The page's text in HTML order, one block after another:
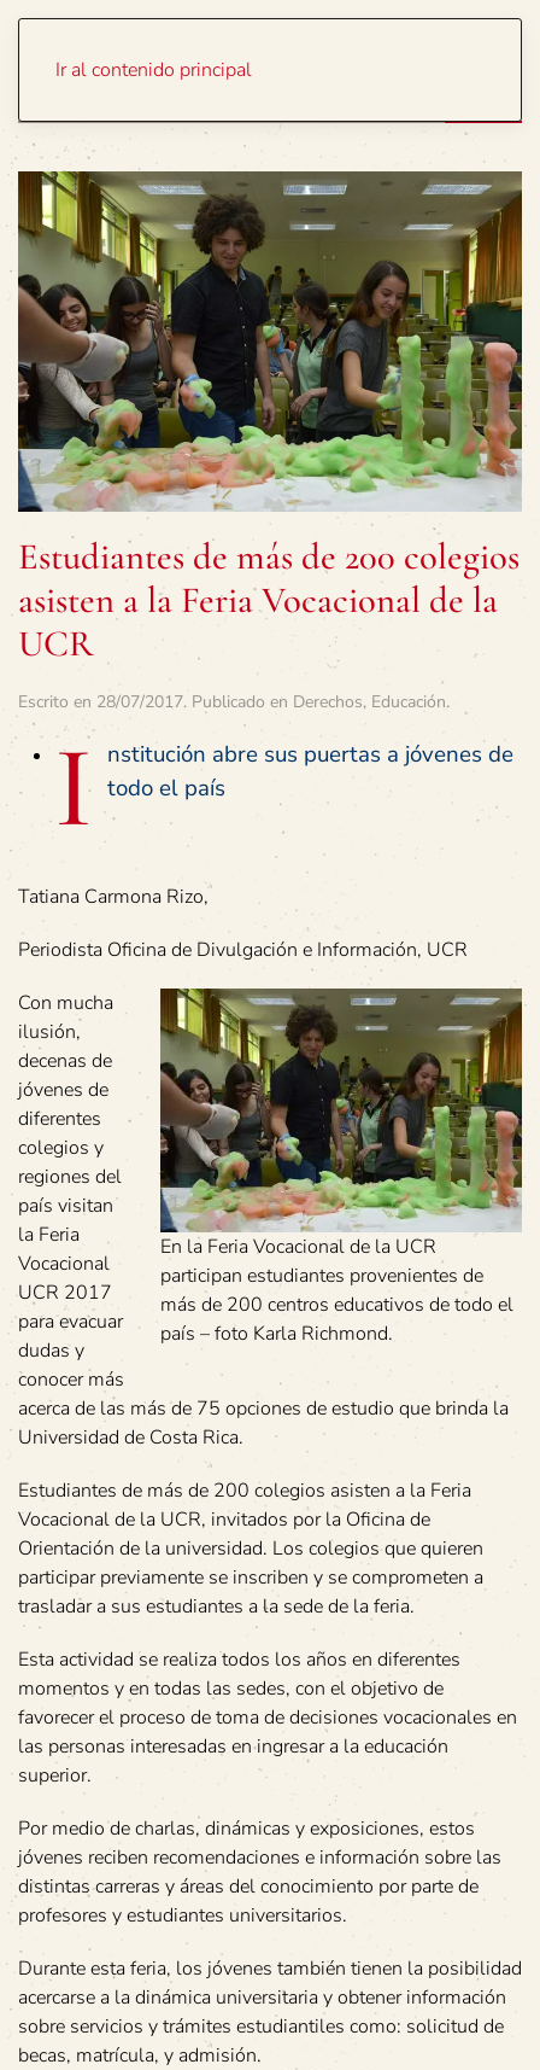
Ir al contenido principal
Estudiantes de más de 200 colegios
asisten a la Feria Vocacional de la
UCR
Escrito en 28/07/2017. Publicado en Derechos, Educación.
I nstitución abre sus puertas a jóvenes de
todo el país
Tatiana Carmona Rizo,
Periodista Oficina de Divulgación e Información, UCR
En la Feria Vocacional de la UCR
participan estudiantes provenientes de
más de 200 centros educativos de todo el
país – foto Karla Richmond.
Con mucha
ilusión,
decenas de
jóvenes de
diferentes
colegios y
regiones del
país visitan
la Feria
Vocacional
UCR 2017
para evacuar
dudas y
conocer más
acerca de las más de 75 opciones de estudio que brinda la
Universidad de Costa Rica.
Estudiantes de más de 200 colegios asisten a la Feria
Vocacional de la UCR, invitados por la Oficina de
Orientación de la universidad. Los colegios que quieren
participar previamente se inscriben y se comprometen a
trasladar a sus estudiantes a la sede de la feria.
Esta actividad se realiza todos los años en diferentes
momentos y en todas las sedes, con el objetivo de
favorecer el proceso de toma de decisiones vocacionales en
las personas interesadas en ingresar a la educación
superior.
Por medio de charlas, dinámicas y exposiciones, estos
jóvenes reciben recomendaciones e información sobre las
distintas carreras y áreas del conocimiento por parte de
profesores y estudiantes universitarios.
Durante esta feria, los jóvenes también tienen la posibilidad
acercarse a la dinámica universitaria y obtener información
sobre servicios y trámites estudiantiles como: solicitud de
becas, matrícula, y admisión.